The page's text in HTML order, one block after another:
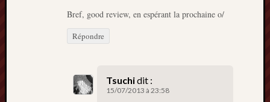
Bref, good review, en espérant la prochaine o/
Répondre
Tsuchidit :
15/07/2013 à 23:58